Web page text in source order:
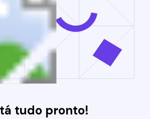
tudo pronto!